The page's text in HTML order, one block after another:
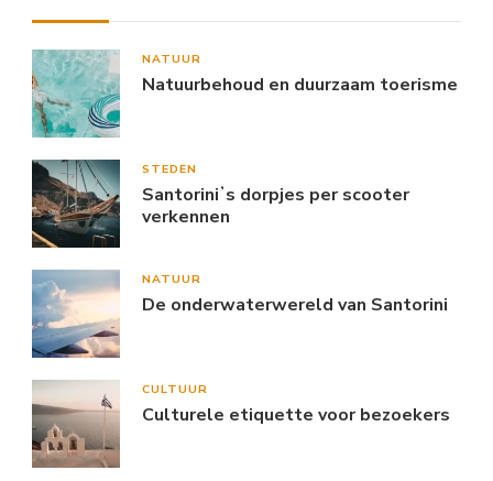
NATUUR
Natuurbehoud en duurzaam toerisme
STEDEN
Santoriniʼs dorpjes per scooter
verkennen
NATUUR
De onderwaterwereld van Santorini
CULTUUR
Culturele etiquette voor bezoekers